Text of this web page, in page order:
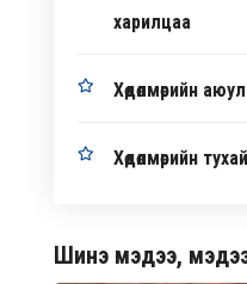
харилцаа
Хөдөлмөрийн
Хөдөлмөрийн
Шинэ мэдээ,